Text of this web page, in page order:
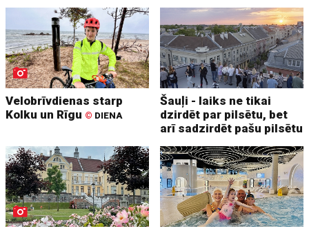
Velobrīvdienas starp
Kolku un Rīgu © DIENA
Šauļi - laiks ne tikai
dzirdēt par pilsētu, bet
arī sadzirdēt pašu pilsētu